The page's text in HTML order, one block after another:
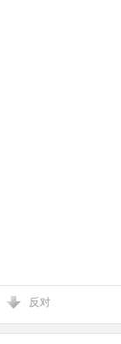
反对